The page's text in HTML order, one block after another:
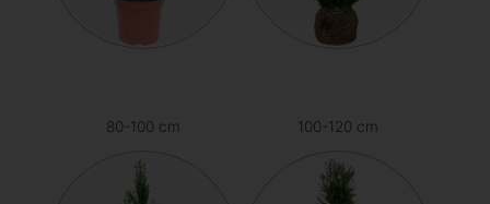
80-100 cm 100-120 cm